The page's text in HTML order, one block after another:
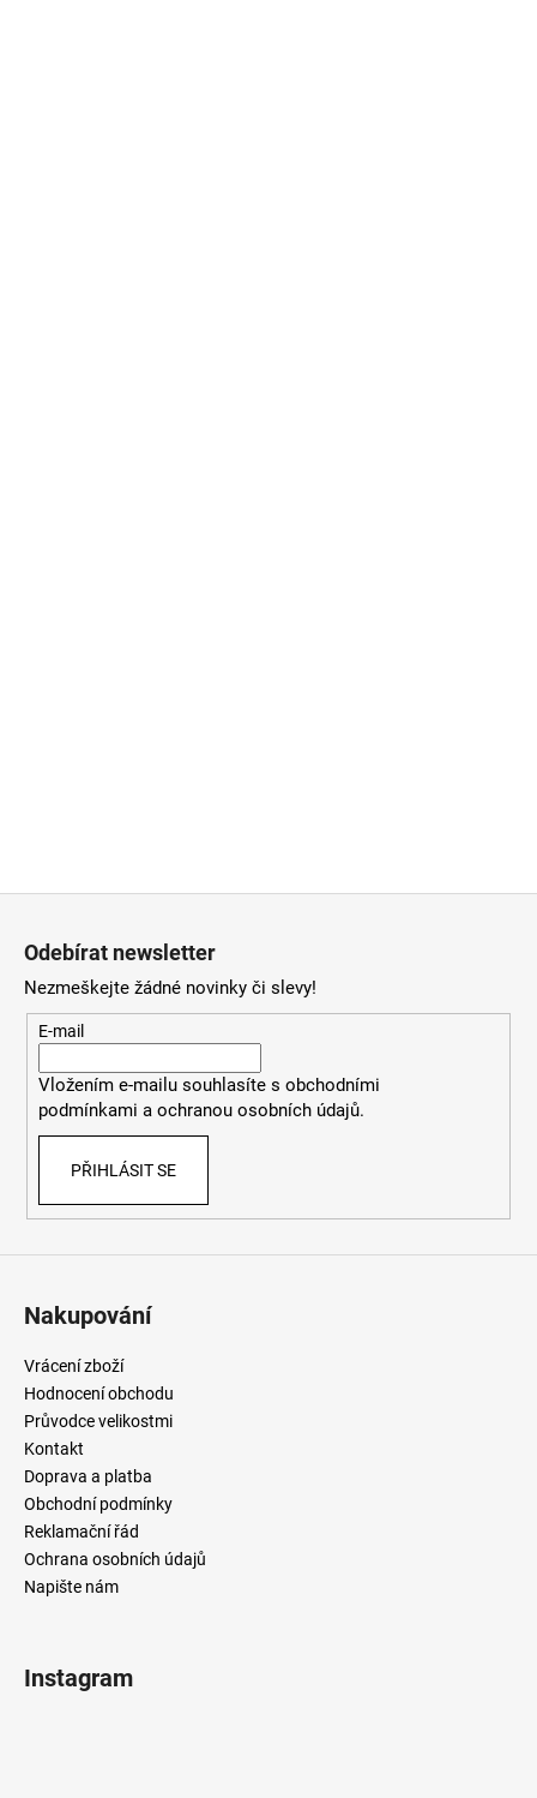
Odebírat newsletter
Nezmeškejte žádné novinky či slevy!
E-mail
Vložením e-mailu souhlasítes obchodními
podmínkami a ochranou osobních údajů.
PŘIHLÁSIT SE
Nakupování
Vrácení zboží
Hodnocení obchodu
Průvodce velikostmi
Kontakt
Doprava a platba
Obchodní podmínky
Reklamační řád
Ochrana osobních údajů
Napište nám
Instagram